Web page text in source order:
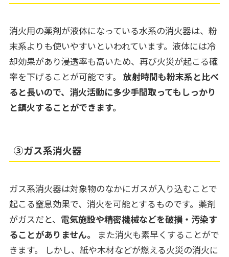
消火用の薬剤が液体になっている水系の消火器は、粉
末系よりも使いやすいといわれています。液体には冷
却効果があり浸透率も高いため、再び火災が起こる確
率を下げることが可能です。 放射時間も粉末系と比べ
ると長いので、消火活動に多少手間取ってもしっかり
と鎮火することができます。
③ガス系消火器
ガス系消火器は対象物のなかにガスが入り込むことで
起こる窒息効果で、消火を可能とするものです。薬剤
がガスだと、 電気施設や精密機械などを破損・汚染す
ることがありません。
また消火も素早くすることがで
きます。 しかし、紙や木材などが燃える火災の消火に